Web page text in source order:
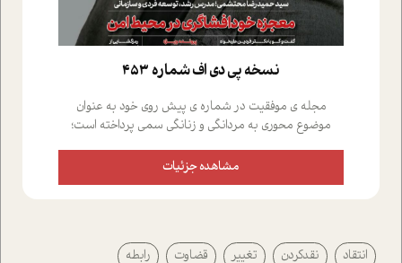
نسخه پي دي اف شماره 453
مجله ی موفقیت در شماره ی پیش روی خود به عنوان
موضوع محوری به مردانگی و زنانگی سمی پرداخته است؛
علیخواه، جامعه شناس در بخش های مختلف تلاش کرده ایم
از دریچه های گوناگون به این موضوع مهم بپردازیم.فصل
پیرامون آن آشنا می کند.در بخش دو فنجان داغ به سراغ افرادی
رفته ایم که موفقیت را در عمل به اثبات رسانده اند؛ سید
مشاهده جزئیات
انتقاد نقدکردن تغییر قضاوت رابطه